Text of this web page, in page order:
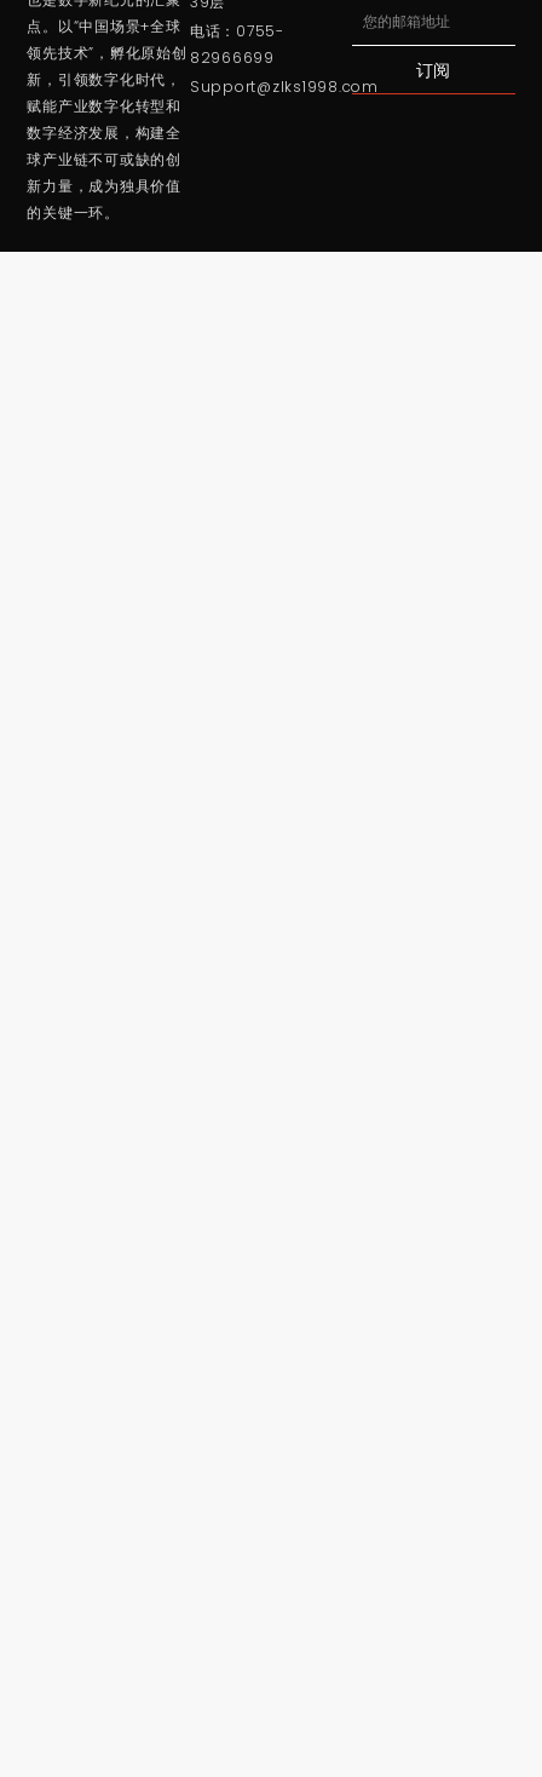
点。以“中国场景+全球
领先技术”，孵化原始创
新，引领数字化时代，
赋能产业数字化转型和
数字经济发展，构建全
球产业链不可或缺的创
新力量，成为独具价值
的关键一环。
电话：0755-
82966699
Support@zlks1998.com
Email
订阅